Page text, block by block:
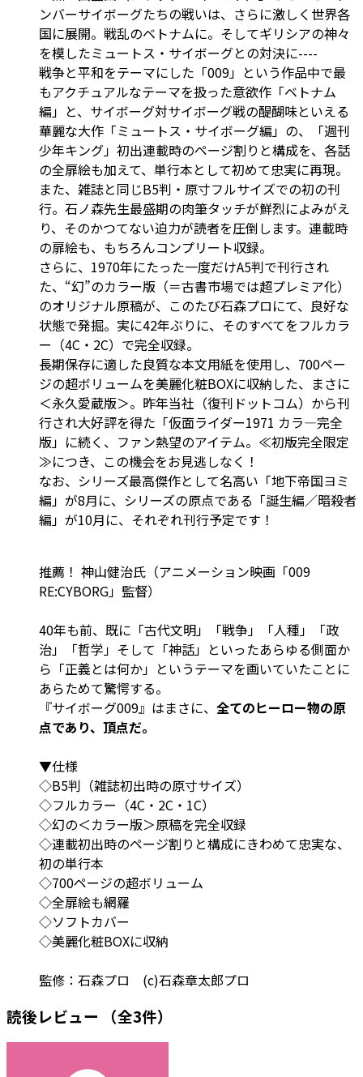
ンバーサイボーグたちの戦いは、さらに激しく世界各
国に展開。戦乱のベトナムに。そしてギリシアの神々
を模したミュートス・サイボーグとの対決に----
戦争と平和をテーマにした「009」という作品中で最
もアクチュアルなテーマを扱った意欲作「ベトナム
編」と、サイボーグ対サイボーグ戦の醍醐味といえる
華麗な大作「ミュートス・サイボーグ編」の、「週刊
少年キング」初出連載時のページ割りと構成を、各話
の全扉絵も加えて、単行本として初めて忠実に再現。
また、雑誌と同じB5判・原寸フルサイズでの初の刊
行。石ノ森先生最盛期の肉筆タッチが鮮烈によみがえ
り、そのかつてない迫力が読者を圧倒します。連載時
の扉絵も、もちろんコンプリート収録。
さらに、1970年にたった一度だけA5判で刊行され
た、“幻”のカラー版（＝古書市場では超プレミア化）
のオリジナル原稿が、このたび石森プロにて、良好な
状態で発掘。実に42年ぶりに、そのすべてをフルカラ
ー（4C・2C）で完全収録。
長期保存に適した良質な本文用紙を使用し、700ペー
ジの超ボリュームを美麗化粧BOXに収納した、まさに
＜永久愛蔵版＞。昨年当社（復刊ドットコム）から刊
行され大好評を得た「仮面ライダー1971 カラ―完全
版」に続く、ファン熱望のアイテム。≪初版完全限定
≫につき、この機会をお見逃しなく！
なお、シリーズ最高傑作として名高い「地下帝国ヨミ
編」が8月に、シリーズの原点である「誕生編／暗殺者
編」が10月に、それぞれ刊行予定です！
推薦！ 神山健治氏（アニメーション映画「009
RE:CYBORG」監督）
40年も前、既に「古代文明」「戦争」「人種」「政
治」「哲学」そして「神話」といったあらゆる側面か
ら「正義とは何か」というテーマを画いていたことに
あらためて驚愕する。
『サイボーグ009』はまさに、 全てのヒーロー物の原
点であり、頂点だ。
▼仕様
◇B5判（雑誌初出時の原寸サイズ）
◇フルカラー（4C・2C・1C）
◇幻の＜カラー版＞原稿を完全収録
◇連載初出時のページ割りと構成にきわめて忠実な、
初の単行本
◇700ページの超ボリューム
◇全扉絵も網羅
◇ソフトカバー
◇美麗化粧BOXに収納
監修：石森プロ (c)石森章太郎プロ
読後レビュー （全3件）